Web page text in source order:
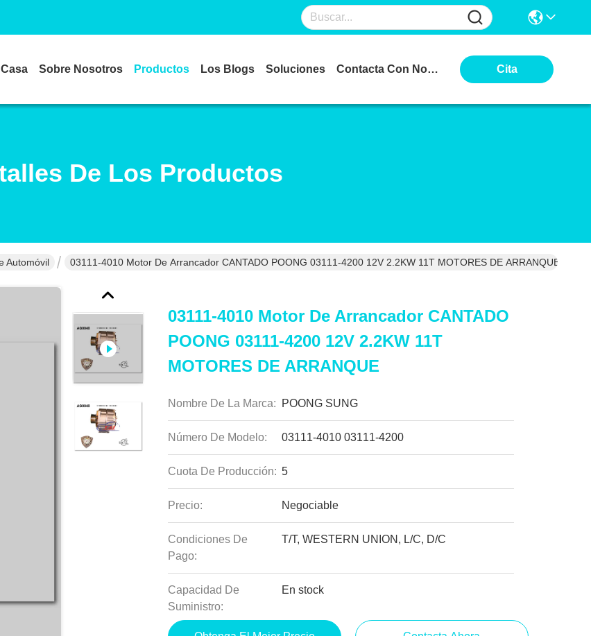
Sobre Nosotros Productos Los Blogs Soluciones Contacta Con Nosotros Cita
De Los Productos
Automóvil 03111-4010 Motor De Arrancador CANTADO POONG 03111-4200 12V 2.2KW 11T MOTORES DE ARRANQUE
03111-4010 Motor De Arrancador CANTADO
POONG 03111-4200 12V 2.2KW 11T
MOTORES DE ARRANQUE
Nombre De La Marca: POONG SUNG
Número De Modelo: 03111-4010 03111-4200
Cuota De Producción: 5
Precio: Negociable
Condiciones De
Pago:
T/T, WESTERN UNION, L/C, D/C
Capacidad De
Suministro:
En stock